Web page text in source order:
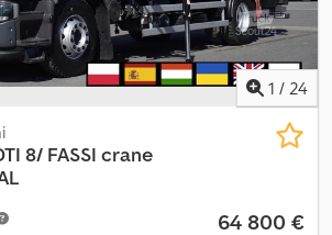
1 / 24
8/ FASSI crane
64 800 €